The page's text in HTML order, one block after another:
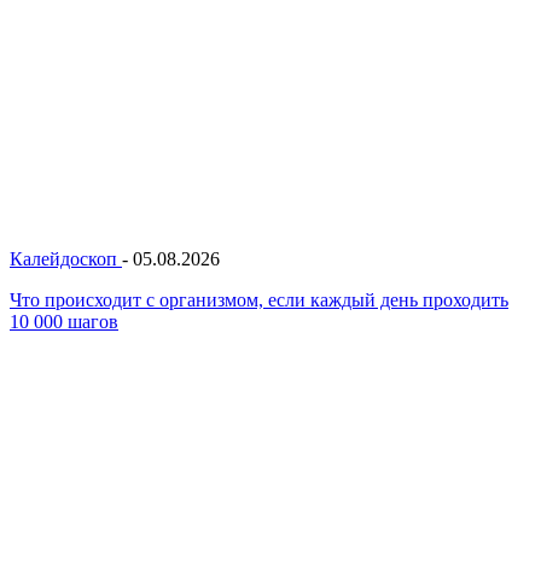
Калейдоскоп - 05.08.2026
Что происходит с организмом, если каждый день проходить
10 000 шагов